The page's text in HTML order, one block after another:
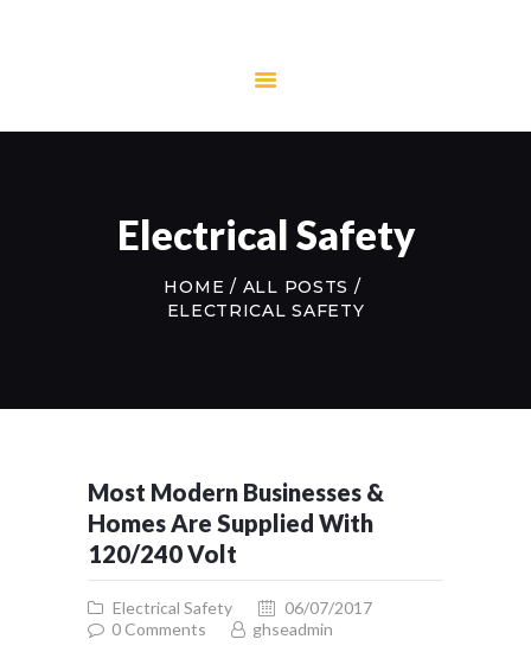
Electrical Safety
HOME
ALL POSTS
ELECTRICAL SAFETY
SERVICES
ELECTRICAL
SERVICES
ONLINE SHOP
Most Modern Businesses &
Homes Are Supplied With
120/240 Volt
Electrical Safety
06/07/2017
0 Comments ghseadmin